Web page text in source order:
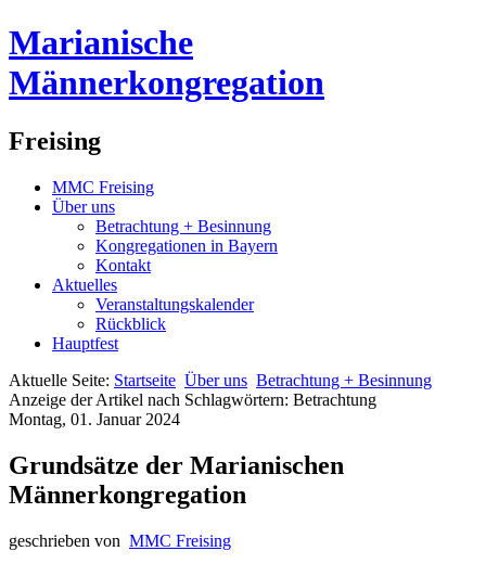
Marianische
Männerkongregation
Freising
MMC Freising
Über uns
Betrachtung + Besinnung
Kongregationen in Bayern
Kontakt
Aktuelles
Veranstaltungskalender
Rückblick
Hauptfest
Aktuelle Seite: Startseite Über uns Betrachtung + Besinnung
Anzeige der Artikel nach Schlagwörtern: Betrachtung
Montag, 01. Januar 2024
Grundsätze der Marianischen
Männerkongregation
geschrieben von MMC Freising